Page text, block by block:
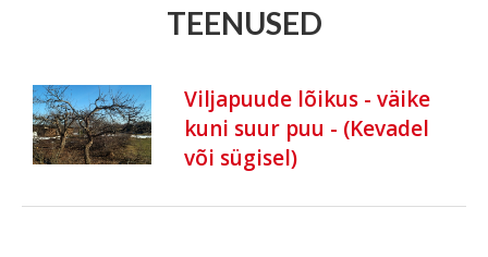
TEENUSED
Viljapuude lõikus - väike
kuni suur puu - (Kevadel
või sügisel)